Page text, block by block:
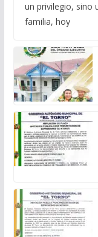
un privilegio, sino
familia, hoy